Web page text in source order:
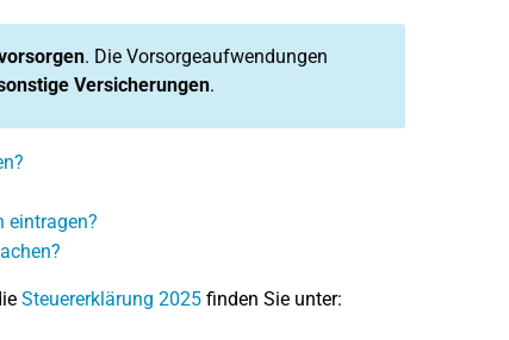
. Die Vorsorgeaufwendungen
Versicherungen.
eintragen?
Steuererklärung 2025finden Sie unter: